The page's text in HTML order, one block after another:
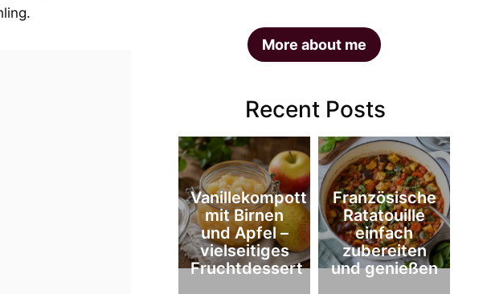
More about me
Recent Posts
Vanillekompott
mit Birnen
und Apfel –
vielseitiges
Fruchtdessert
Französische
Ratatouille
einfach
zubereiten
und genießen